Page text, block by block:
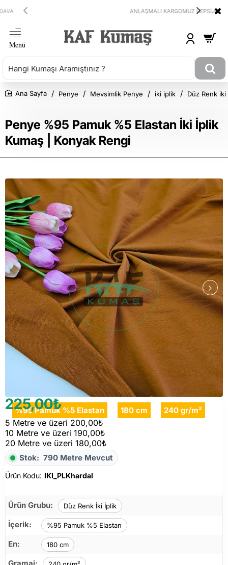
ANLAŞMALI KARGOMUZ HEPSİJET
Penye %95 Pamuk %5 Elastan İki İplik
Kumaş | Konyak Rengi
Penye Mevsimlik Penye iki iplik Düz Renk iki
%95 Pamuk %5 Elastan 180 cm 240 gr/m²
225,00₺
5 Metre ve üzeri 200,00₺
10 Metre ve üzeri 190,00₺
20 Metre ve üzeri 180,00₺
Stok: 790 Metre Mevcut
Ürün Kodu: IKI_PLKhardal
Ürün Grubu: Düz Renk İki İplik
İçerik: %95 Pamuk %5 Elastan
En: 180 cm